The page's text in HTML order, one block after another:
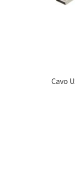
Cavo